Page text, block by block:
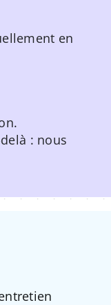
en
: nous